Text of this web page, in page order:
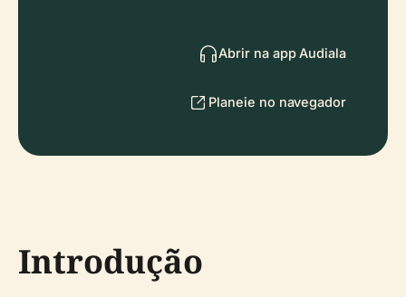
Abrir na app Audiala
Planeie no navegador
Introdução